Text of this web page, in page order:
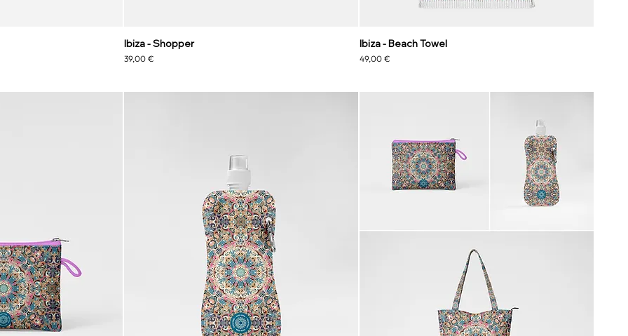
Ibiza - Shopper
Preis
39,00 €
Ibiza - Beach Towel
Preis
49,00 €